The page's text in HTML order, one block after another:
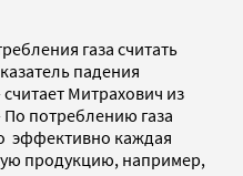
газа считать
падения
Митрахович из
потреблению газа
эффективно каждая
продукцию, например,